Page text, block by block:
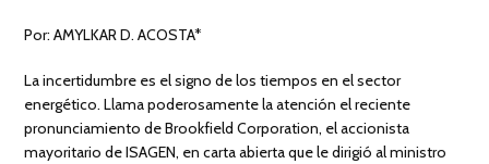
Por: AMYLKAR D. ACOSTA*
La incertidumbre es el signo de los tiempos en el sector
energético. Llama poderosamente la atención el reciente
pronunciamiento de Brookfield Corporation, el accionista
mayoritario de ISAGEN, en carta abierta que le dirigió al ministro